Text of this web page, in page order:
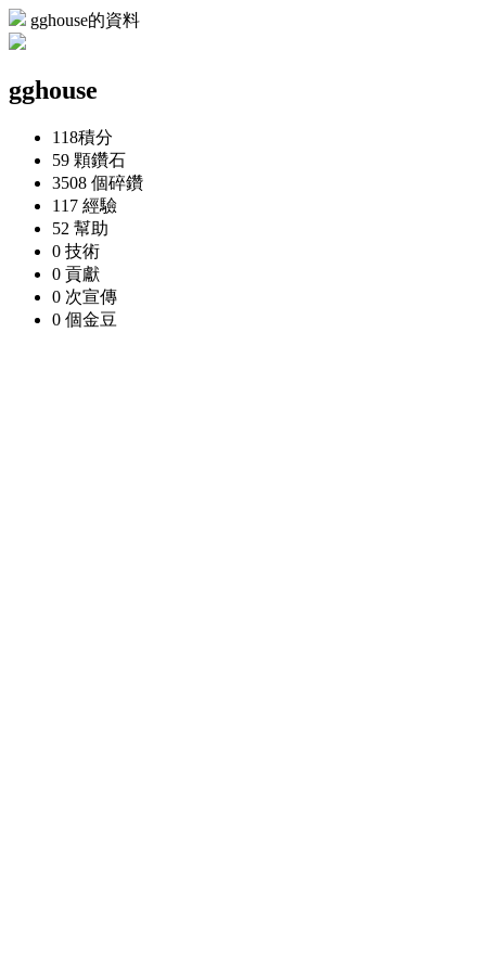
gghouse的資料
gghouse
118積分
59 顆鑽石
3508 個碎鑽
117 經驗
52 幫助
0 技術
0 貢獻
0 次宣傳
0 個金豆